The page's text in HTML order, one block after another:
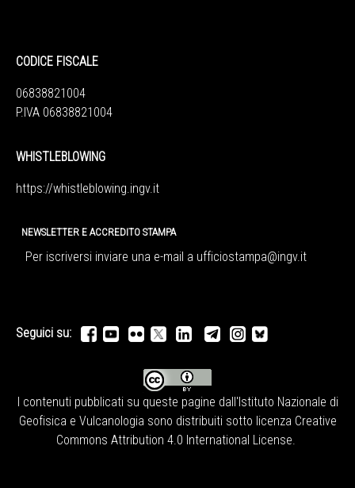
CODICE FISCALE
06838821004
P.IVA 06838821004
WHISTLEBLOWING
https://whistleblowing.ingv.it
NEWSLETTER E ACCREDITO STAMPA
Per iscriversi inviare una e-mail a ufficiostampa@ingv.it
Seguici su:
I contenuti pubblicati su queste pagine dall' Istituto Nazionale di
Geofisica e Vulcanologia sono distribuiti sotto licenza Creative
Commons Attribution 4.0 International License.